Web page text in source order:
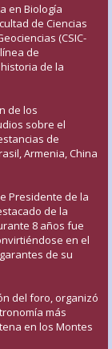
en Biología
de Ciencias
(CSIC-
de
de la
de los
sobre el
de
Armenia, China
Presidente de la
de la
8 años fue
en el
de su
del foro, organizó
más
en los Montes